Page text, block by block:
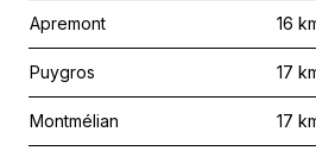
Apremont 16
Puygros 17
Montmélian 17